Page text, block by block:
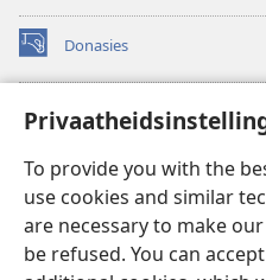
To provide you with the
use cookies and similar
are necessary to make
be refused. You can
Donasies
(maak
nuwe
oop)
Wagtoring – AANLYN
(maak
venster
oop)
JW Hub
(maak
nuwe
venster
oop)
JW Library
Watchtower Library